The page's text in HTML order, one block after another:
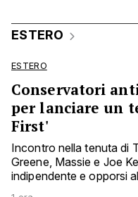
ESTERO
ESTERO
Conservatori
per lanciare un
First'
Incontro nella tenuta di
Greene, Massie e Joe
indipendente e opporsi